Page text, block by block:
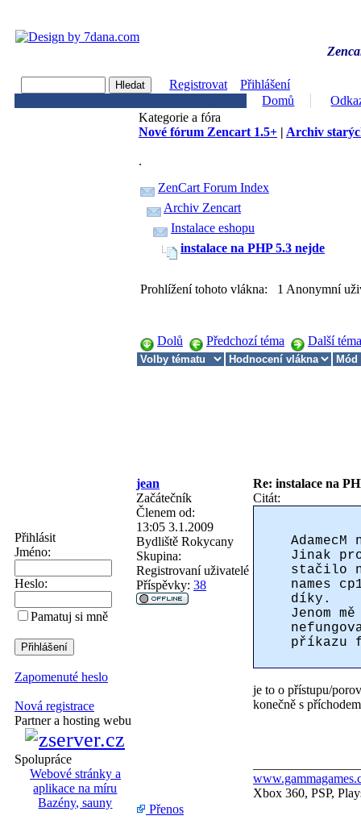
Registrovat
Přihlášení
Domů
Přihlásit
Jméno:
Heslo:
Pamatuj si mně
Zapomenuté heslo
Nová registrace
Partner a hosting webu
Spolupráce
Webové stránky a
aplikace na míru
Bazény, sauny
Kategorie a fóra
Nové fórum Zencart 1.5+ | Archiv
.
ZenCart Forum Index
Archiv Zencart
Instalace eshopu
instalace na PHP 5.3 nejde
Prohlížení tohoto vlákna: 1 Anonymní
Dolů Předchozí téma Další téma
jean
Re: instalace na
Začátečník
Členem od:
13:05 3.1.2009
Bydliště Rokycany
Skupina:
Registrovaní uživatelé
Příspěvky: 38
Citát:
Jinak
stačilo
names
díky.
Jenom
příkazu
je to o přístupu/
konečně s
Xbox 360, PSP,
Přenos